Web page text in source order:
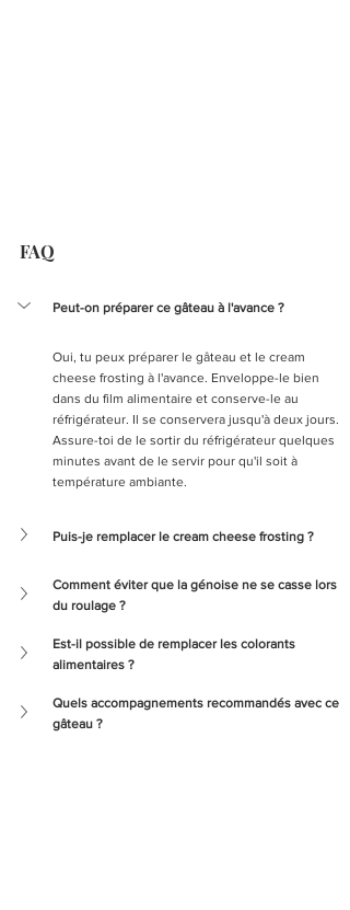
FAQ
Peut-on préparer ce gâteau à l'avance ?
Oui, tu peux préparer le gâteau et le cream
cheese frosting à l'avance. Enveloppe-le bien
dans du film alimentaire et conserve-le au
réfrigérateur. Il se conservera jusqu'à deux jours.
Assure-toi de le sortir du réfrigérateur quelques
minutes avant de le servir pour qu'il soit à
température ambiante.
Puis-je remplacer le cream cheese frosting ?
Comment éviter que la génoise ne se casse lors
du roulage ?
Est-il possible de remplacer les colorants
alimentaires ?
Quels accompagnements recommandés avec ce
gâteau ?